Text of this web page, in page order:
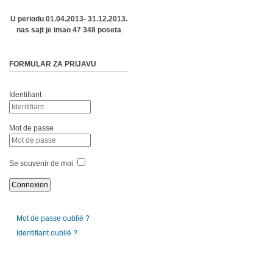
U periodu 01.04.2013- 31.12.2013.
nas sajt je imao 47 348 poseta
FORMULAR ZA PRIJAVU
Identifiant
Mot de passe
Se souvenir de moi
Mot de passe oublié ?
Identifiant oublié ?